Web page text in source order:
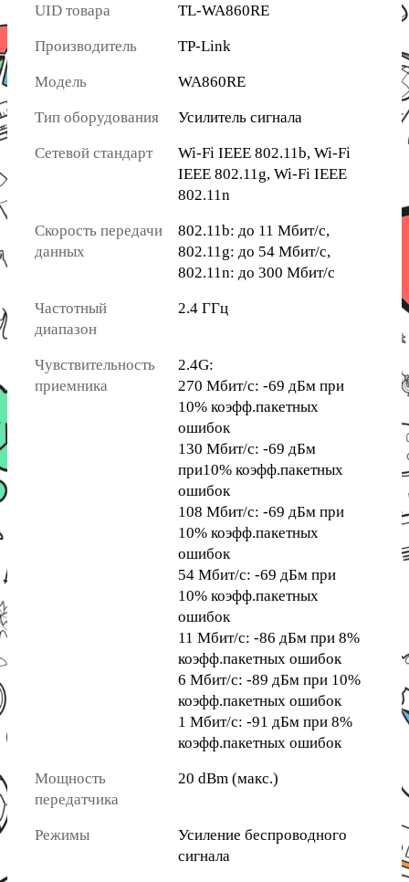
UID товара TL-WA860RE
Производитель TP-Link
Модель WA860RE
Тип оборудования Усилитель сигнала
Сетевой стандарт
Wi-Fi IEEE 802.11b, Wi-Fi
IEEE 802.11g, Wi-Fi IEEE
802.11n
Скорость передачи
данных
802.11b: до 11 Мбит/с,
802.11g: до 54 Мбит/с,
802.11n: до 300 Мбит/с
Частотный
диапазон
2.4 ГГц
Чувствительность
приемника
2.4G:
270 Мбит/с: -69 дБм при
10% коэфф.пакетных
ошибок
130 Мбит/с: -69 дБм
при10% коэфф.пакетных
ошибок
108 Мбит/с: -69 дБм при
10% коэфф.пакетных
ошибок
54 Мбит/с: -69 дБм при
10% коэфф.пакетных
ошибок
11 Мбит/с: -86 дБм при 8%
коэфф.пакетных ошибок
6 Мбит/с: -89 дБм при 10%
коэфф.пакетных ошибок
1 Мбит/с: -91 дБм при 8%
коэфф.пакетных ошибок
Мощность
передатчика
20 dBm (макс.)
Режимы
Усиление беспроводного
сигнала